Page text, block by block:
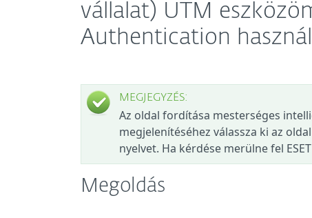
vállalat) UTM
Authentication
MEGJEGYZÉS:
Az oldal fordítása mesterséges
megjelenítéséhez válassza ki az
nyelvet. Ha kérdése merülne fel
Megoldás